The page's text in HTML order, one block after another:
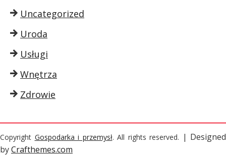
Uncategorized
Uroda
Usługi
Wnętrza
Zdrowie
Copyright Gospodarka i przemysł. All rights reserved. | Designed
byCrafthemes.com